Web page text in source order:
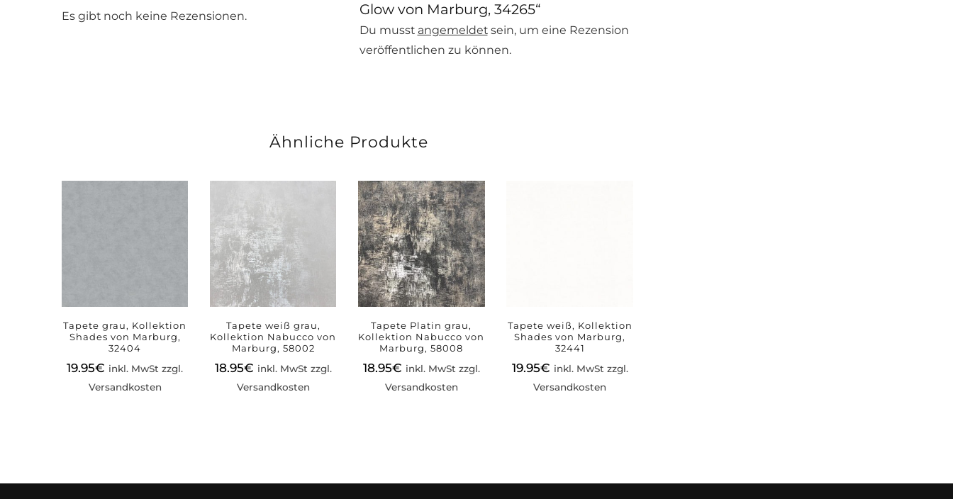
Es gibt noch keine Rezensionen.
Glow von Marburg, 34265“
Du musst angemeldetsein, um eine Rezension
veröffentlichen zu können.
Ähnliche Produkte
Tapete grau, Kollektion
Shades von Marburg,
32404
19.95€ inkl. MwSt zzgl.
Versandkosten
Tapete weiß grau,
Kollektion Nabucco von
Marburg, 58002
18.95€ inkl. MwSt zzgl.
Versandkosten
Tapete Platin grau,
Kollektion Nabucco von
Marburg, 58008
18.95€ inkl. MwSt zzgl.
Versandkosten
Tapete weiß, Kollektion
Shades von Marburg,
32441
19.95€ inkl. MwSt zzgl.
Versandkosten